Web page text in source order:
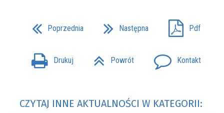
Poprzednia Następna Pdf
Drukuj Powrót Kontakt
CZYTAJ INNE AKTUALNOŚCI W KATEGORII: